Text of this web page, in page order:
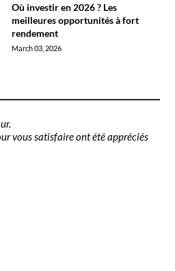
Où investir en 2026 ? Les
meilleures opportunités à fort
rendement
March 03, 2026
vous satisfaire ont été appréciés